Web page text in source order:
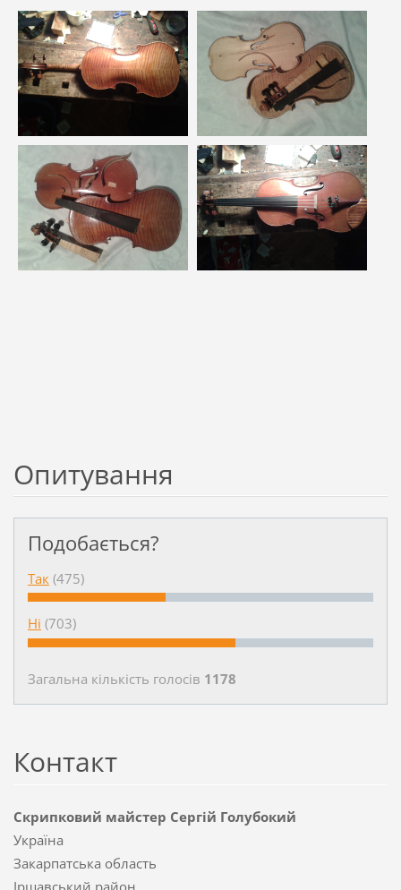
Опитування
Подобається?
Так (475)
Ні (703)
Загальна кількість голосiв 1178
Контакт
Скрипковий майстер Сергій Голубокий
Україна
Закарпатська область